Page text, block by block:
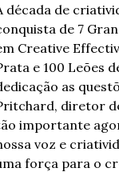
década de
de 7
Creative
e 100 Leões
as
diretor
importante
voz e
força para o